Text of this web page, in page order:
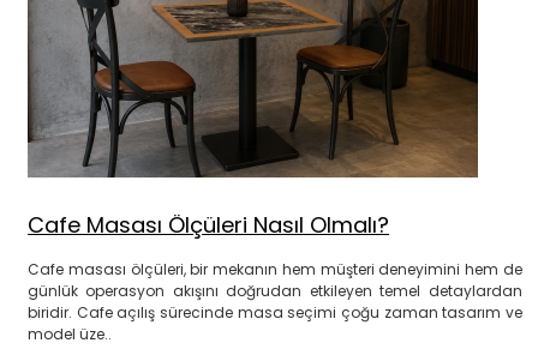
Cafe Masası Ölçüleri Nasıl Olmalı?
Cafe masası ölçüleri, bir mekanın hem müşteri deneyimini hem de
günlük operasyon akışını doğrudan etkileyen temel detaylardan
biridir. Cafe açılış sürecinde masa seçimi çoğu zaman tasarım ve
model üze..